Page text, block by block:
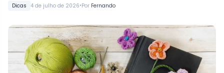
Dicas 4 de julho de 2026•Por Fernando